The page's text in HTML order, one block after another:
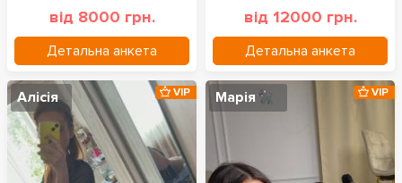
від 8000 грн.
Детальна анкета
від 12000 грн.
Детальна анкета
Алісія VIP Марія🐈‍⬛ VIP